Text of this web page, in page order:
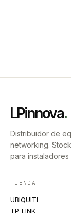
LPinnova.
Distribuidor de
networking.
para instaladores
TIENDA
UBIQUITI
TP-LINK